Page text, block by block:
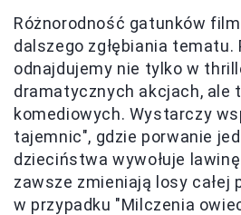
Różnorodność gatunków
dalszego zgłębiania tematu.
odnajdujemy nie tylko w
dramatycznych akcjach, ale
komediowych. Wystarczy
tajemnic", gdzie porwanie
dzieciństwa wywołuje
zawsze zmieniają losy całej
w przypadku "Milczenia